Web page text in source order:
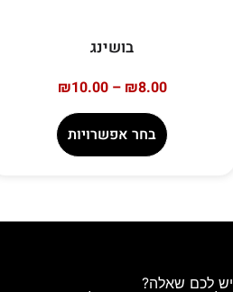
בושינג
₪8.00
–
₪10.00
בחר אפשרויות
יש לכם שאלה?